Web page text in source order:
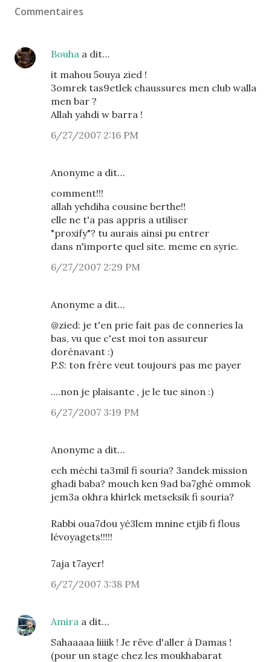
Commentaires
Bouha a dit…
it mahou 5ouya zied !
3omrek tas9etlek chaussures men club walla
men bar ?
Allah yahdi w barra !
6/27/2007 2:16 PM
Anonyme a dit…
comment!!!
allah yehdiha cousine berthe!!
elle ne t'a pas appris a utiliser
"proxify"? tu aurais ainsi pu entrer
dans n'importe quel site. meme en syrie.
6/27/2007 2:29 PM
Anonyme a dit…
@zied: je t'en prie fait pas de conneries la
bas, vu que c'est moi ton assureur
dorénavant :)
P.S: ton frére veut toujours pas me payer
....non je plaisante , je le tue sinon :)
6/27/2007 3:19 PM
Anonyme a dit…
ech méchi ta3mil fi souria? 3andek mission
ghadi baba? mouch ken 9ad ba7ghé ommok
jem3a okhra khirlek metseksik fi souria?
Rabbi oua7dou yé3lem mnine etjib fi flous
lévoyagets!!!!!
7aja t7ayer!
6/27/2007 3:38 PM
Amira a dit…
Sahaaaaa liiiik ! Je rêve d'aller à Damas !
(pour un stage chez les moukhabarat